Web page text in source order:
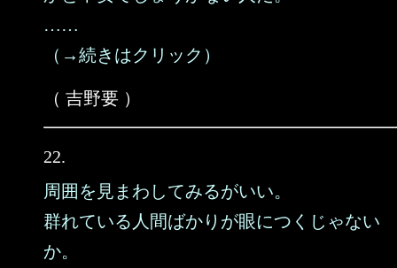
……
（→続きはクリック）
（ 吉野要 ）
22.
周囲を見まわしてみるがいい。
群れている人間ばかりが眼につくじゃない
か。